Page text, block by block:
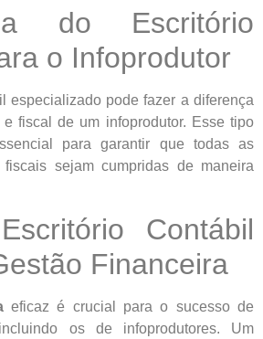
do Escritório
o Infoprodutor
especializado pode fazer a diferença
fiscal de um infoprodutor. Esse tipo
para garantir que todas as
sejam cumpridas de maneira
Contábil
Financeira
eficaz é crucial para o sucesso de
os de infoprodutores. Um